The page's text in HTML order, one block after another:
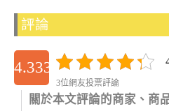
評論
4.3333333333333
3位網友投票評論
關於本文評論的商家、商